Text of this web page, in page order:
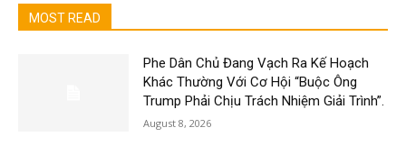
MOST READ
Phe Dân Chủ Đang Vạch Ra Kế Hoạch
Khác Thường Với Cơ Hội “Buộc Ông
Trump Phải Chịu Trách Nhiệm Giải Trình”.
August 8, 2026